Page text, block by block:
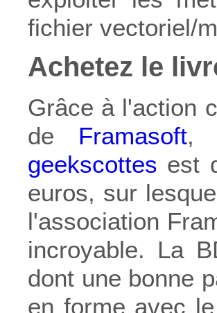
fichier vectoriel/
Achetez le
Grâce à l'action
de Framasoft,
geekscottes est
euros, sur
l'association
incroyable. La
dont une bonne
en forme avec